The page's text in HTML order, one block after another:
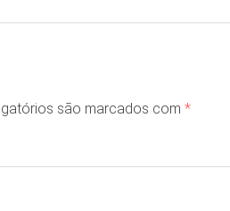
são marcados com *